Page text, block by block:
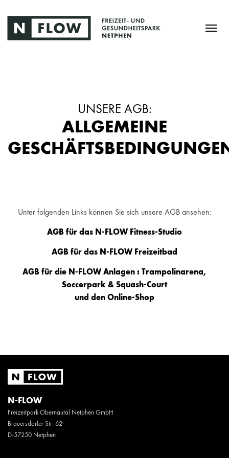
UNSERE AGB:
ALLGEMEINE
Unter folgenden Links können Sie sich unsere AGB ansehen:
AGB für das N-FLOW Fitness-Studio
AGB für das N-FLOW Freizeitbad
AGB für die N-FLOW Anlagen : Trampolinarena,
Soccerpark & Squash-Court
und den Online-Shop
N-FLOW
Freizeitpark Obernautal Netphen GmbH
Brauersdorfer Str. 62
D-57250 Netphen